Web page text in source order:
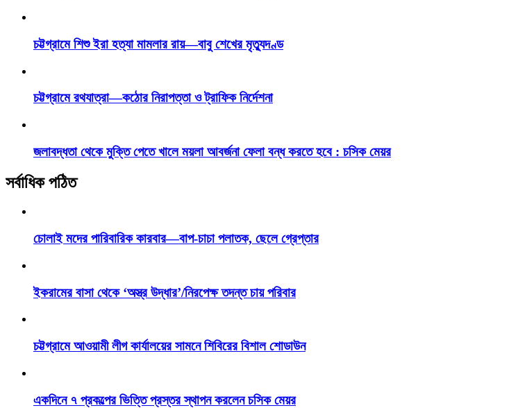
চট্টগ্রামে শিশু ইরা হত্যা মামলার রায়—বাবু শেখের মৃত্যুদণ্ড
চট্টগ্রামে রথযাত্রা—কঠোর নিরাপত্তা ও ট্রাফিক নির্দেশনা
জলাবদ্ধতা থেকে মুক্তি পেতে খালে ময়লা আবর্জনা ফেলা বন্ধ করতে হবে : চসিক মেয়র
সর্বাধিক পঠিত
চোলাই মদের পারিবারিক কারবার—বাপ-চাচা পলাতক, ছেলে গ্রেপ্তার
ইকরামের বাসা থেকে ‘অস্ত্র উদ্ধার’/নিরপেক্ষ তদন্ত চায় পরিবার
চট্টগ্রামে আওয়ামী লীগ কার্যালয়ের সামনে শিবিরের বিশাল শোডাউন
একদিনে ৭ প্রকল্পের ভিত্তি প্রস্তর স্থাপন করলেন চসিক মেয়র